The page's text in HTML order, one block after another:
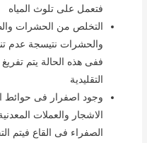
فتعمل على تلوث المياه
التخلص من الحشرات
ففى هذه الحالة يتم
التقليدية
وجود اصفرار فى حوائط
الاشجار والعملات
الصفراء فى القاع فيتم